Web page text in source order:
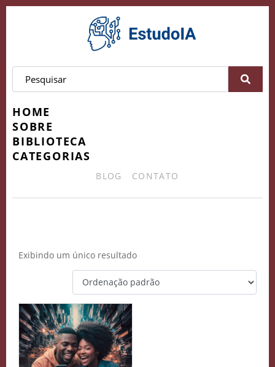
HOME
SOBRE
BIBLIOTECA
CATEGORIAS
BLOG CONTATO
Exibindo um único resultado